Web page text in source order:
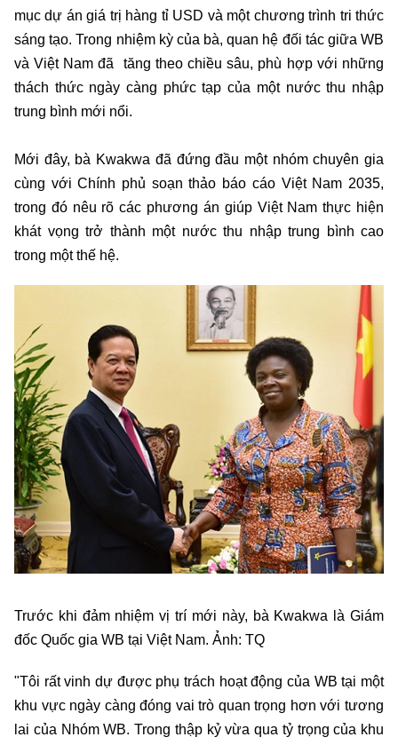
mục dự án giá trị hàng tỉ USD và một chương trình tri thức
sáng tạo. Trong nhiệm kỳ của bà, quan hệ đối tác giữa WB
và Việt Nam đã tăng theo chiều sâu, phù hợp với những
thách thức ngày càng phức tạp của một nước thu nhập
trung bình mới nổi.
Mới đây, bà Kwakwa đã đứng đầu một nhóm chuyên gia
cùng với Chính phủ soạn thảo báo cáo Việt Nam 2035,
trong đó nêu rõ các phương án giúp Việt Nam thực hiện
khát vọng trở thành một nước thu nhập trung bình cao
trong một thế hệ.
Trước khi đảm nhiệm vị trí mới này, bà Kwakwa là Giám
đốc Quốc gia WB tại Việt Nam. Ảnh: TQ
"Tôi rất vinh dự được phụ trách hoạt động của WB tại một
khu vực ngày càng đóng vai trò quan trọng hơn với tương
lai của Nhóm WB. Trong thập kỷ vừa qua tỷ trọng của khu